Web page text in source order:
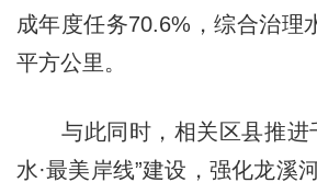
成年度任务70.6%，综合治理
平方公里。
与此同时，相关区县推进
水·最美岸线”建设，强化龙溪